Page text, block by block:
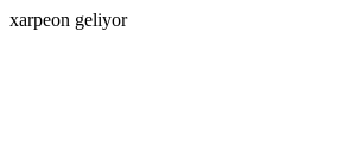
xarpeon geliyor